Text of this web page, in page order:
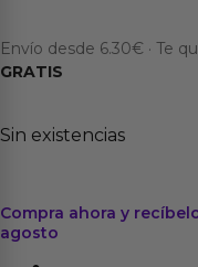
Envío desde 6.30€ · Te
GRATIS
Sin existencias
Compra ahora y
agosto